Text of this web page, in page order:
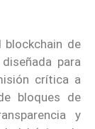
blockchain de
para
crítica a
bloques de
y